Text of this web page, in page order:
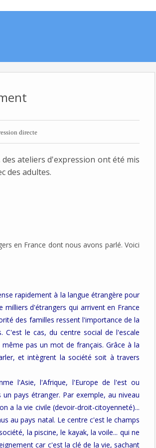
directe
ateliers d'expression ont été mis
des adultes.
en France dont nous avons parlé. Voici
rapidement à la langue étrangère pour
d'étrangers qui arrivent en France
des familles ressent l'importance de la
C'est le cas, du centre social de l'escale
pas un mot de français. Grâce à la
et intègrent la société soit à travers
l'Asie, l'Afrique, l'Europe de l'est ou
pays étranger. Par exemple, au niveau
a la vie civile (devoir-droit-citoyenneté)...
au pays natal. Le centre c'est le champs
la piscine, le kayak, la voile... qui ne
car c'est la clé de la vie, sachant